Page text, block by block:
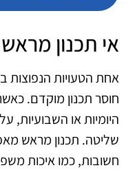
אי תכנון מראש
אחת הטעויות הנפוצות
חוסר תכנון מוקדם.
היומיות או השבועיות,
שליטה. תכנון מראש
חשובות, כמו איכות